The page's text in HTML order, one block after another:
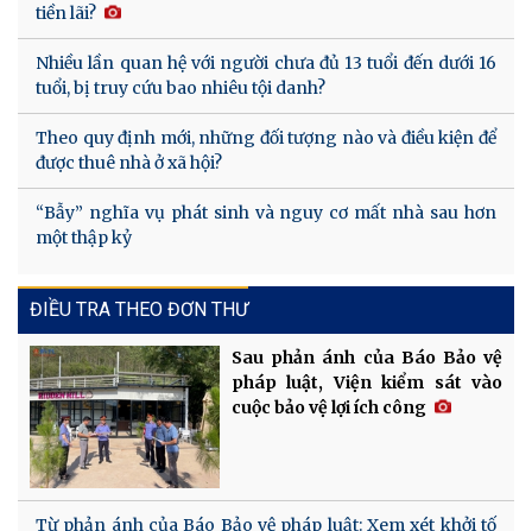
tiền lãi?
Nhiều lần quan hệ với người chưa đủ 13 tuổi đến dưới 16
tuổi, bị truy cứu bao nhiêu tội danh?
Theo quy định mới, những đối tượng nào và điều kiện để
được thuê nhà ở xã hội?
“Bẫy” nghĩa vụ phát sinh và nguy cơ mất nhà sau hơn
một thập kỷ
ĐIỀU TRA THEO ĐƠN THƯ
Sau phản ánh của Báo Bảo vệ
pháp luật, Viện kiểm sát vào
cuộc bảo vệ lợi ích công
Từ phản ánh của Báo Bảo vệ pháp luật: Xem xét khởi tố